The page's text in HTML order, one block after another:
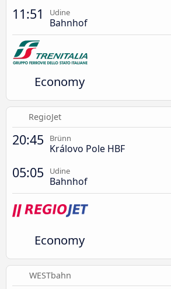
11:51 Udine
Bahnhof
Economy
RegioJet
20:45 Brünn
Královo Pole HBF
05:05 Udine
Bahnhof
Economy
WESTbahn